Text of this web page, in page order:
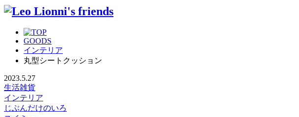
GOODS
インテリア
丸型シートクッション
2023.5.27
生活雑貨
インテリア
じぶんだけのいろ